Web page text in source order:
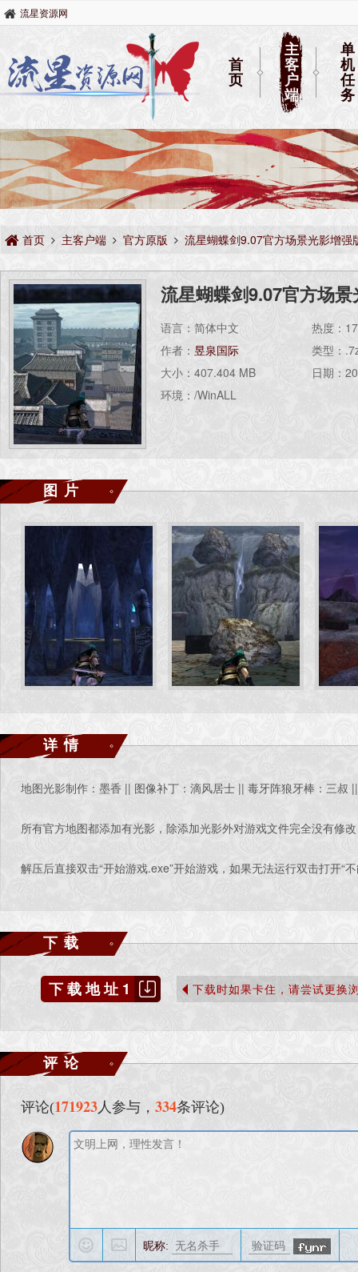
流星资源网
首
页
主
客
户
端
单
机
任
务
首页 主客户端 官方原版 流星蝴蝶剑9.07官方场景光影增强
流星蝴蝶剑9.07官方场
语言：简体中文
作者： 昱泉国际
大小：407.404 MB
环境：/WinALL
热度：
类型：
日期：
图片
详情
地图光影制作：墨香 || 图像补丁：滴风居士 || 毒牙阵狼牙棒：三叔
所有官方地图都添加有光影，除添加光影外对游戏文件完全没有修
解压后直接双击“开始游戏.exe”开始游戏，如果无法运行双击打开“
下载
下载地址1 下载时如果卡住，请尝试更换
评论
评论(171923 人参与， 334条评论)
昵称: